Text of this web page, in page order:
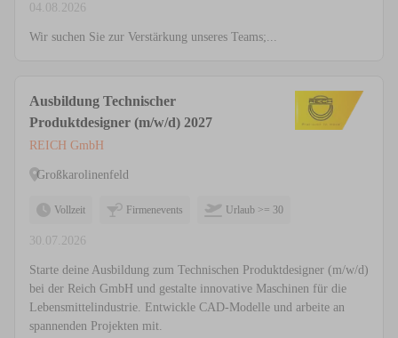
04.08.2026
Wir suchen Sie zur Verstärkung unseres Teams;...
Ausbildung Technischer
Produktdesigner (m/w/d) 2027
REICH GmbH
Großkarolinenfeld
Vollzeit Firmenevents Urlaub >= 30
30.07.2026
Starte deine Ausbildung zum Technischen Produktdesigner (m/w/d)
bei der Reich GmbH und gestalte innovative Maschinen für die
Lebensmittelindustrie. Entwickle CAD-Modelle und arbeite an
spannenden Projekten mit.